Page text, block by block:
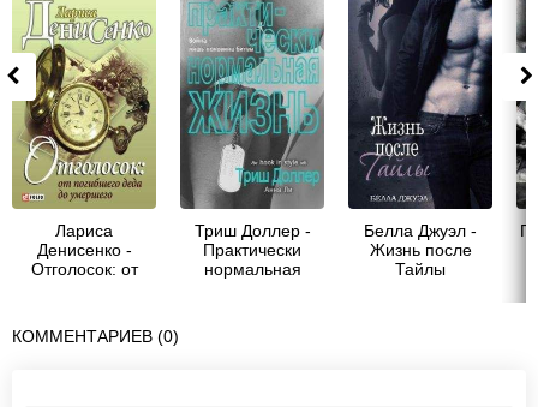
Лариса
Денисенко -
Отголосок: от
Триш Доллер -
Практически
нормальная
Белла Джуэл -
Жизнь после
Тайлы
КОММЕНТАРИЕВ (0)